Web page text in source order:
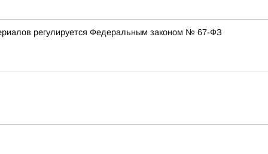
регулируется Федеральным законом № 67-ФЗ